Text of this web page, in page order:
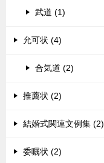
武道 (1)
允可状 (4)
合気道 (2)
推薦状 (2)
結婚式関連文例集 (2)
委嘱状 (2)